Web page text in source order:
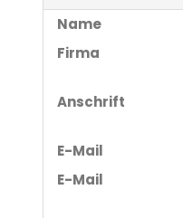
Name
Firma
Anschrift
E-Mail
E-Mail